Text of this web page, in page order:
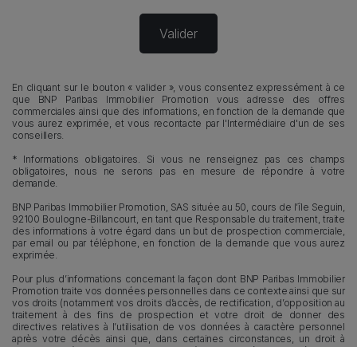
En cliquant sur le bouton « valider », vous consentez expressément à ce
que BNP Paribas Immobilier Promotion vous adresse des offres
commerciales ainsi que des informations, en fonction de la demande que
vous aurez exprimée, et vous recontacte par l'Intermédiaire d'un de ses
conseillers.
* Informations obligatoires. Si vous ne renseignez pas ces champs
obligatoires, nous ne serons pas en mesure de répondre à votre
demande.
BNP Paribas Immobilier Promotion, SAS située au 50, cours de l’île Seguin,
92100 Boulogne-Billancourt, en tant que Responsable du traitement, traite
des informations à votre égard dans un but de prospection commerciale,
par email ou par téléphone, en fonction de la demande que vous aurez
exprimée.
Pour plus d’informations concernant la façon dont BNP Paribas Immobilier
Promotion traite vos données personnelles dans ce contexte ainsi que sur
vos droits (notamment vos droits d’accès, de rectification, d’opposition au
traitement à des fins de prospection et votre droit de donner des
directives relatives à l’utilisation de vos données à caractère personnel
après votre décès ainsi que, dans certaines circonstances, un droit à